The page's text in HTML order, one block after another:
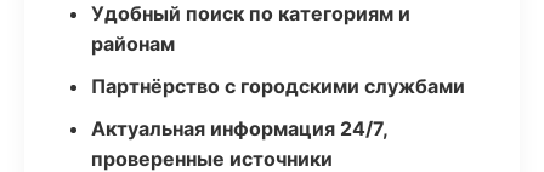
Удобный поиск по категориям и
районам
Партнёрство с городскими службами
Актуальная информация 24/7,
проверенные источники